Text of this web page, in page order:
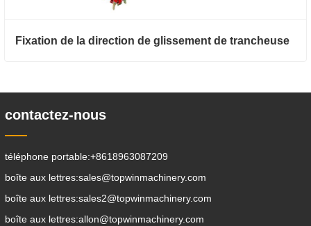
Fixation de la direction de glissement de trancheuse
contactez-nous
téléphone portable:+8618963087209
boîte aux lettres:sales@topwinmachinery.com
boîte aux lettres:sales2@topwinmachinery.com
boîte aux lettres:allon@topwinmachinery.com